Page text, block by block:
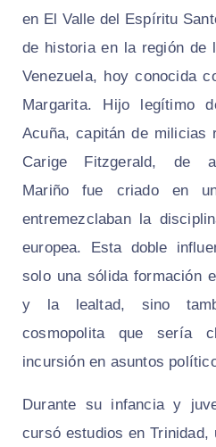
en El Valle del Espíritu
de historia en la región de
Venezuela, hoy conocida
Margarita. Hijo legítimo
Acuña, capitán de milicias
Carige Fitzgerald, de
Mariño fue criado en
entremezclaban la
europea. Esta doble
solo una sólida formación
y la lealtad, sino
cosmopolita que sería
incursión en asuntos
Durante su infancia y
cursó estudios en Trinidad,